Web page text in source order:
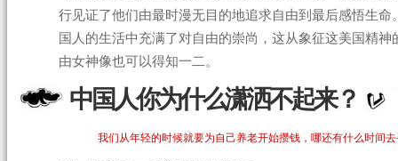
行见证了他们由最时漫无目的地追求自由到最后感悟生命
国人的生活中充满了对自由的崇尚，这从象征这美国精神
由女神像也可以得知一二。
中国人你为什么潇洒不起来？
我们从年轻的时候就要为自己养老开始攒钱，哪还有什么时间